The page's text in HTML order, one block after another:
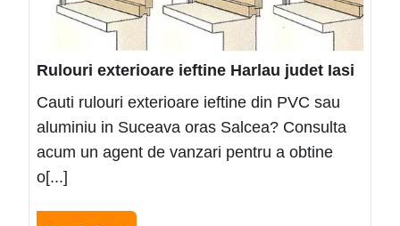
Rulouri exterioare ieftine Harlau judet Iasi
Cauti rulouri exterioare ieftine din PVC sau
aluminiu in Suceava oras Salcea? Consulta
acum un agent de vanzari pentru a obtine
o[...]